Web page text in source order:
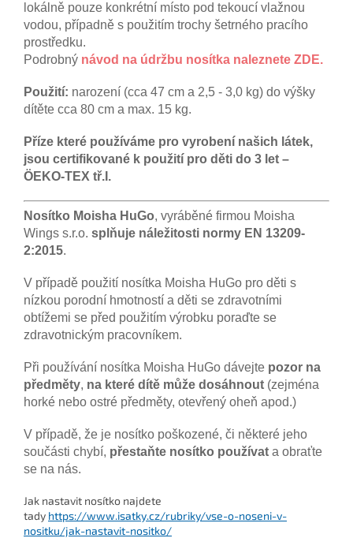
lokálně pouze konkrétní místo pod tekoucí vlažnou
vodou, případně s použitím trochy šetrného pracího
prostředku.
Podrobný návod na údržbu nosítka naleznete ZDE.
Použití: narození (cca 47 cm a 2,5 - 3,0 kg) do výšky
dítěte cca 80 cm a max. 15 kg.
Příze které používáme pro vyrobení našich látek,
jsou certifikované k použití pro děti do 3 let –
ÖEKO-TEX tř.I.
Nosítko Moisha HuGo, vyráběné firmou Moisha
Wings s.r.o. splňuje náležitosti normy EN 13209-
2:2015.
V případě použití nosítka Moisha HuGo pro děti s
nízkou porodní hmotností a děti se zdravotními
obtížemi se před použitím výrobku poraďte se
zdravotnickým pracovníkem.
Při používání nosítka Moisha HuGo dávejte pozor na
předměty, na které dítě může dosáhnout (zejména
horké nebo ostré předměty, otevřený oheň apod.)
V případě, že je nosítko poškozené, či některé jeho
součásti chybí, přestaňte nosítko používat a obraťte
se na nás.
Jak nastavit nosítko najdete
tady https://www.isatky.cz/rubriky/vse-o-noseni-v-
nositku/jak-nastavit-nositko/